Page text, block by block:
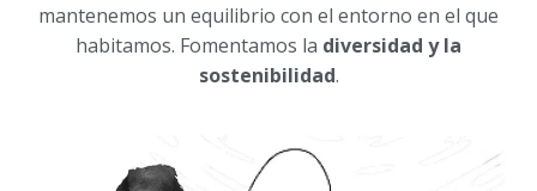
mantenemos un equilibrio con el entorno en el que
habitamos. Fomentamos la diversidad y la
sostenibilidad.